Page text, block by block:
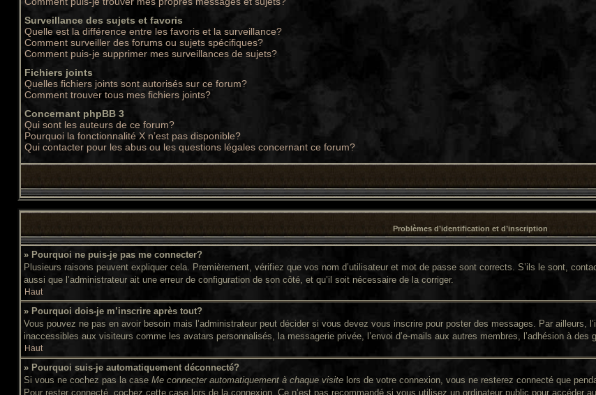
Surveillance des sujets et favoris
Quelle est la différence entre les favoris et la surveillance?
Comment surveiller des forums ou sujets spécifiques?
Comment puis-je supprimer mes surveillances de sujets?
Fichiers joints
Quelles fichiers joints sont autorisés sur ce forum?
Comment trouver tous mes fichiers joints?
Concernant phpBB 3
Qui sont les auteurs de ce forum?
Pourquoi la fonctionnalité X n’est pas disponible?
Qui contacter pour les abus ou les questions légales concernant ce forum?
Problèmes d’identification et d’inscription
» Pourquoi ne puis-je pas me connecter?
Plusieurs raisons peuvent expliquer cela. Premièrement, vérifiez que vos nom d’utilisateur et mot de passe sont corrects. S’ils le sont,
aussi que l’administrateur ait une erreur de configuration de son côté, et qu’il soit nécessaire de la corriger.
Haut
» Pourquoi dois-je m’inscrire après tout?
Vous pouvez ne pas en avoir besoin mais l’administrateur peut décider si vous devez vous inscrire pour poster des messages. Par ailleurs,
inaccessibles aux visiteurs comme les avatars personnalisés, la messagerie privée, l’envoi d’e-mails aux autres membres, l’adhésion à
Haut
» Pourquoi suis-je automatiquement déconnecté?
Si vous ne cochez pas la case Me connecter automatiquement à chaque visite lors de votre connexion, vous ne resterez connecté que
Pour rester connecté, cochez cette case lors de la connexion. Ce n’est pas recommandé si vous utilisez un ordinateur public pour